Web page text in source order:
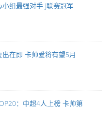
小组最强对手 J联赛冠军
在即 卡帅爱将有望5月
：中超4人上榜 卡帅第